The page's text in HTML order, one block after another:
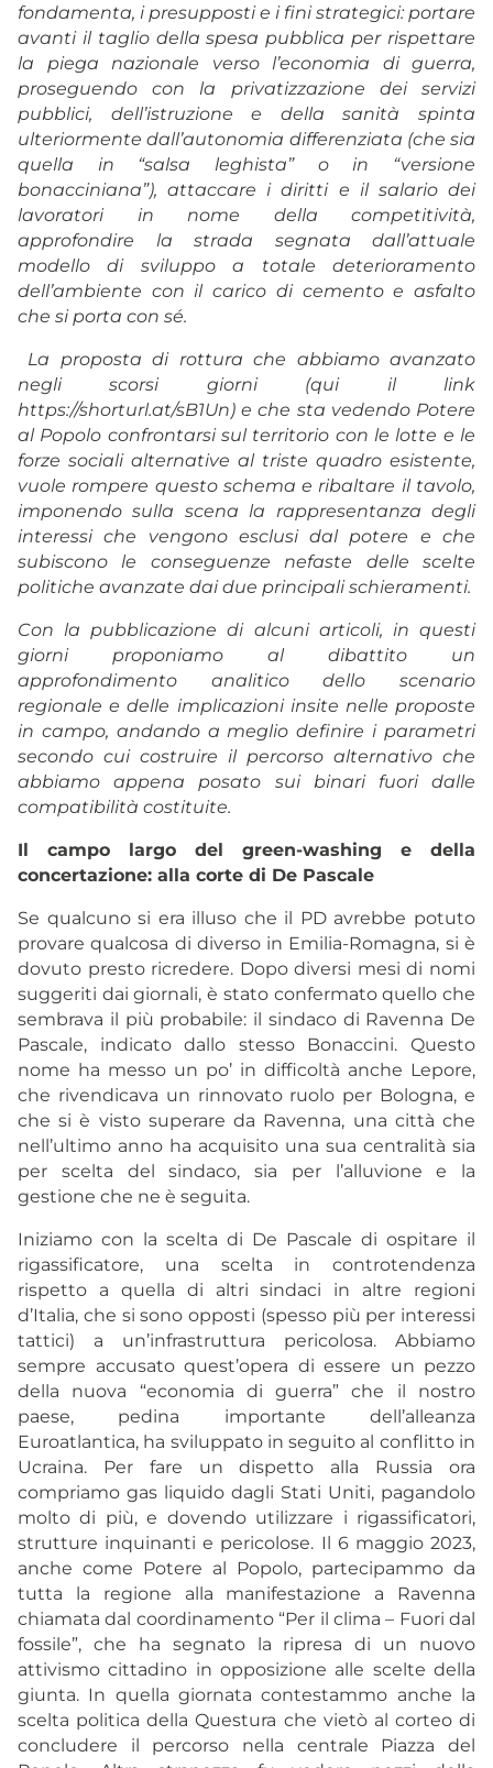
fondamenta, i presupposti e i fini strategici: portare
avanti il taglio della spesa pubblica per rispettare
la piega nazionale verso l’economia di guerra,
proseguendo con la privatizzazione dei servizi
pubblici, dell’istruzione e della sanità spinta
ulteriormente dall’autonomia differenziata (che sia
quella in “salsa leghista” o in “versione
bonacciniana”), attaccare i diritti e il salario dei
lavoratori in nome della competitività,
approfondire la strada segnata dall’attuale
modello di sviluppo a totale deterioramento
dell’ambiente con il carico di cemento e asfalto
che si porta con sé.
La proposta di rottura che abbiamo avanzato
negli scorsi giorni (qui il link
https://shorturl.at/sB1Un) e che sta vedendo Potere
al Popolo confrontarsi sul territorio con le lotte e le
forze sociali alternative al triste quadro esistente,
vuole rompere questo schema e ribaltare il tavolo,
imponendo sulla scena la rappresentanza degli
interessi che vengono esclusi dal potere e che
subiscono le conseguenze nefaste delle scelte
politiche avanzate dai due principali schieramenti.
Con la pubblicazione di alcuni articoli, in questi
giorni proponiamo al dibattito un
approfondimento analitico dello scenario
regionale e delle implicazioni insite nelle proposte
in campo, andando a meglio definire i parametri
secondo cui costruire il percorso alternativo che
abbiamo appena posato sui binari fuori dalle
compatibilità costituite.
Il campo largo del green-washing e della
concertazione: alla corte di De Pascale
Se qualcuno si era illuso che il PD avrebbe potuto
provare qualcosa di diverso in Emilia-Romagna, si è
dovuto presto ricredere. Dopo diversi mesi di nomi
suggeriti dai giornali, è stato confermato quello che
sembrava il più probabile: il sindaco di Ravenna De
Pascale, indicato dallo stesso Bonaccini. Questo
nome ha messo un po’ in difficoltà anche Lepore,
che rivendicava un rinnovato ruolo per Bologna, e
che si è visto superare da Ravenna, una città che
nell’ultimo anno ha acquisito una sua centralità sia
per scelta del sindaco, sia per l’alluvione e la
gestione che ne è seguita.
Iniziamo con la scelta di De Pascale di ospitare il
rigassificatore, una scelta in controtendenza
rispetto a quella di altri sindaci in altre regioni
d’Italia, che si sono opposti (spesso più per interessi
tattici) a un’infrastruttura pericolosa. Abbiamo
sempre accusato quest’opera di essere un pezzo
della nuova “economia di guerra” che il nostro
paese, pedina importante dell’alleanza
Euroatlantica, ha sviluppato in seguito al conflitto in
Ucraina. Per fare un dispetto alla Russia ora
compriamo gas liquido dagli Stati Uniti, pagandolo
molto di più, e dovendo utilizzare i rigassificatori,
strutture inquinanti e pericolose. Il 6 maggio 2023,
anche come Potere al Popolo, partecipammo da
tutta la regione alla manifestazione a Ravenna
chiamata dal coordinamento “Per il clima – Fuori dal
fossile”, che ha segnato la ripresa di un nuovo
attivismo cittadino in opposizione alle scelte della
giunta. In quella giornata contestammo anche la
scelta politica della Questura che vietò al corteo di
concludere il percorso nella centrale Piazza del